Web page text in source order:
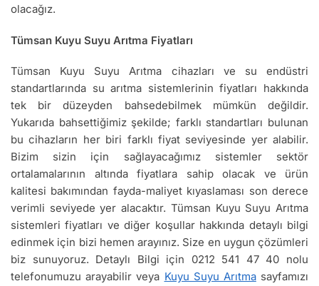
olacağız.
Tümsan Kuyu Suyu Arıtma Fiyatları
Tümsan Kuyu Suyu Arıtma cihazları ve su endüstri
standartlarında su arıtma sistemlerinin fiyatları hakkında
tek bir düzeyden bahsedebilmek mümkün değildir.
Yukarıda bahsettiğimiz şekilde; farklı standartları bulunan
bu cihazların her biri farklı fiyat seviyesinde yer alabilir.
Bizim sizin için sağlayacağımız sistemler sektör
ortalamalarının altında fiyatlara sahip olacak ve ürün
kalitesi bakımından fayda-maliyet kıyaslaması son derece
verimli seviyede yer alacaktır. Tümsan Kuyu Suyu Arıtma
sistemleri fiyatları ve diğer koşullar hakkında detaylı bilgi
edinmek için bizi hemen arayınız. Size en uygun çözümleri
biz sunuyoruz. Detaylı Bilgi için 0212 541 47 40 nolu
telefonumuzu arayabilir veya Kuyu Suyu Arıtmasayfamızı